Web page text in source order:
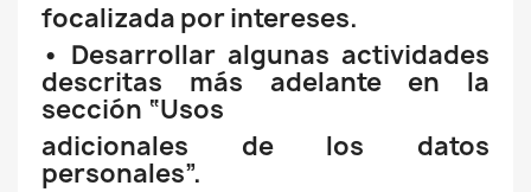
focalizada por intereses.
• Desarrollar algunas actividades
descritas más adelante en la
sección “Usos
adicionales de los datos
personales”.